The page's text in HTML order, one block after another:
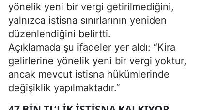
yönelik yeni bir vergi getirilmediğini,
yalnızca istisna sınırlarının yeniden
düzenlendiğini belirtti.
Açıklamada şu ifadeler yer aldı: “Kira
gelirlerine yönelik yeni bir vergi yoktur,
ancak mevcut istisna hükümlerinde
değişiklik yapılmaktadır.”